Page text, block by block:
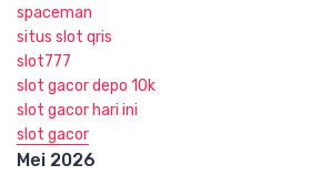
spaceman
situs slot qris
slot777
slot gacor depo 10k
slot gacor hari ini
slot gacor
Mei 2026